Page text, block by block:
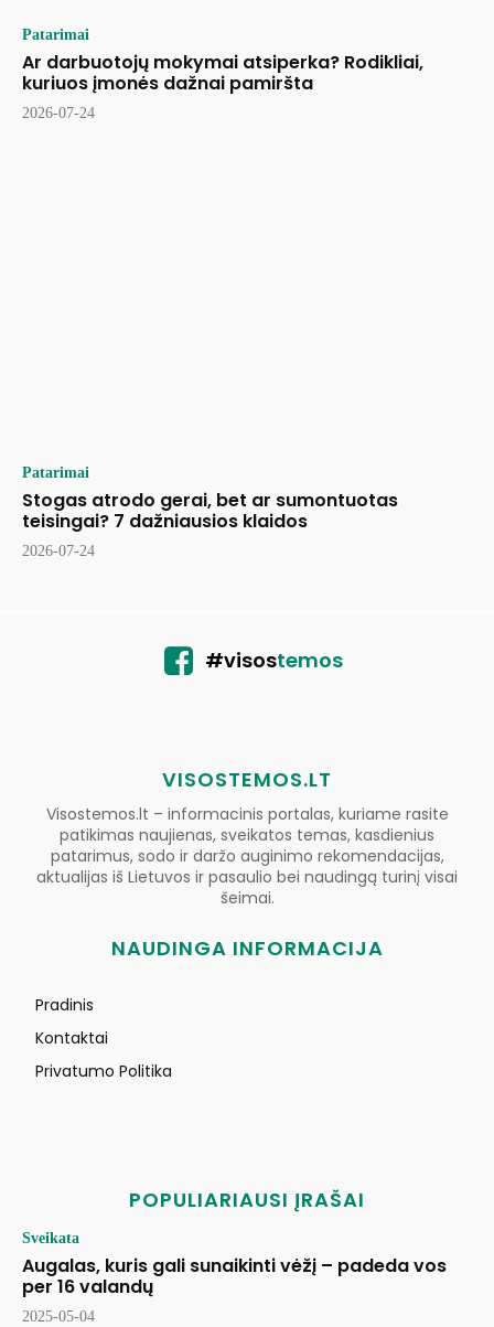
Patarimai
Ar darbuotojų mokymai atsiperka? Rodikliai,
kuriuos įmonės dažnai pamiršta
2026-07-24
Patarimai
Stogas atrodo gerai, bet ar sumontuotas
teisingai? 7 dažniausios klaidos
2026-07-24
#visostemos
VISOSTEMOS.LT
Visostemos.lt – informacinis portalas, kuriame rasite
patikimas naujienas, sveikatos temas, kasdienius
patarimus, sodo ir daržo auginimo rekomendacijas,
aktualijas iš Lietuvos ir pasaulio bei naudingą turinį visai
šeimai.
NAUDINGA INFORMACIJA
Pradinis
Kontaktai
Privatumo Politika
POPULIARIAUSI ĮRAŠAI
Sveikata
Augalas, kuris gali sunaikinti vėžį – padeda vos
per 16 valandų
2025-05-04